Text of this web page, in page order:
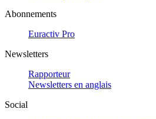
Abonnements
Euractiv Pro
Newsletters
Rapporteur
Newsletters en anglais
Social